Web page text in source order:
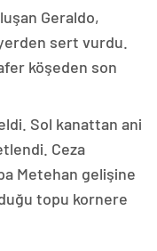
Geraldo,
sert vurdu.
köşeden son
Sol kanattan ani
Ceza
Metehan gelişine
topu kornere